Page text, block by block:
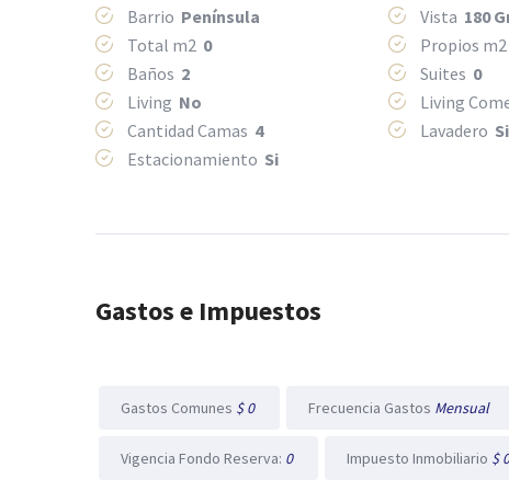
Barrio Península Vista 180
Total m2 0 Propios m2
Baños 2 Suites 0
Living No Living
Cantidad Camas 4 Lavadero Si
Estacionamiento Si
Gastos e Impuestos
Gastos Comunes $ 0 Frecuencia Gastos Mensual
Vigencia Fondo Reserva: 0 Impuesto Inmobiliario $